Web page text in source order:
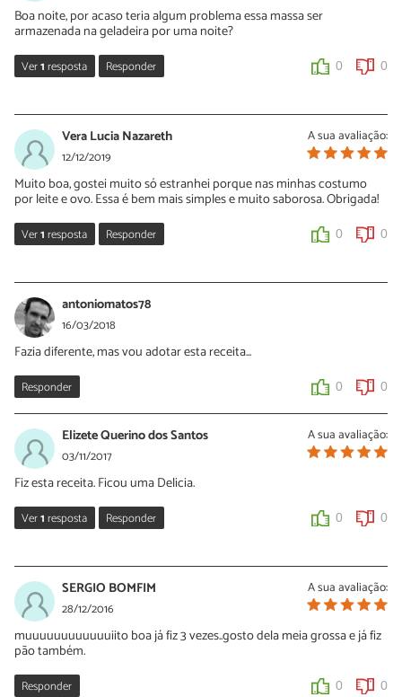
Boa noite, por acaso teria algum problema essa massa ser
armazenada na geladeira por uma noite?
Ver1resposta Responder 0 0
31/03/2020
Oi Felipe, não tem problema! Faça e depois conte para nós o que
você achou.
0
A sua avaliação:
Vera Lucia Nazareth
12/12/2019
Muito boa, gostei muito só estranhei porque nas minhas costumo
por leite e ovo. Essa é bem mais simples e muito saborosa. Obrigada!
Ver1resposta Responder 0 0
13/12/2019
Oi Vera, que bom que você gostou! Obrigada pelo seu
comentário e continue preparando nossas receitas.
antoniomatos78
16/03/2018
Fazia diferente, mas vou adotar esta receita...
Responder 0 0
A sua avaliação:
Elizete Querino dos Santos
03/11/2017
Fiz esta receita. Ficou uma Delicia.
Ver1resposta Responder 0 0
03/11/2017
Valeu, Elizete! ;)
0 0
A sua avaliação:
SERGIO BOMFIM
28/12/2016
muuuuuuuuuuuuiito boa já fiz 3 vezes..gosto dela meia grossa e já fiz
pão também.
Responder 0 0